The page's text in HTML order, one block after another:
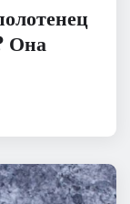
Она